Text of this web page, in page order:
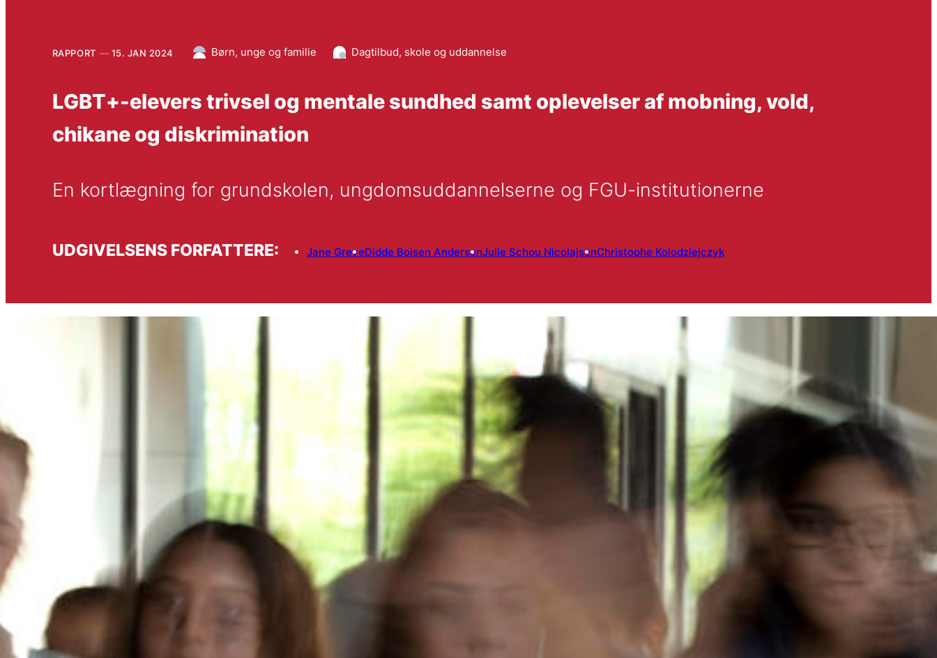
RAPPORT 15. JAN 2024 Børn, unge og familie Dagtilbud, skole og uddannelse
LGBT+-elevers trivsel og mentale sundhed samt oplevelser af mobning, vold,
chikane og diskrimination
En kortlægning for grundskolen, ungdomsuddannelserne og FGU-institutionerne
UDGIVELSENS FORFATTERE: Jane GreveDidde Boisen AndersenJulie Schou NicolajsenChristophe Kolodziejczyk